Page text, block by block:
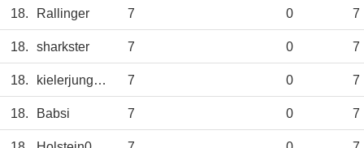
18. Rallinger 7 0 7
18. sharkster 7 0 7
18. kielerjung1986 7 0 7
18. Babsi 7 0 7